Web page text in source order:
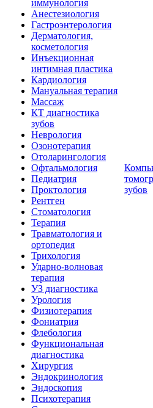
иммунология
Анестезиология
Гастроэнтерология
Дерматология,
косметология
Инъекционная
интимная пластика
Кардиология
Мануальная терапия
Массаж
КТ диагностика
зубов
Неврология
Озонотерапия
Отоларингология
Офтальмология
Педиатрия
Проктология
Рентген
Стоматология
Терапия
Травматология и
ортопедия
Трихология
Ударно-волновая
терапия
УЗ диагностика
Урология
Физиотерапия
Фониатрия
Флебология
Функциональная
диагностика
Хирургия
Эндокринология
Эндоскопия
Психотерапия
зубов